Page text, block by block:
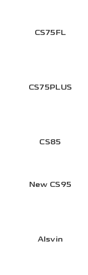
CS75FL
CS75PLUS
CS85
New CS95
Alsvin